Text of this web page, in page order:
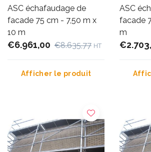
ASC échafaudage de
facade 75 cm - 7,50 m x
10 m
€6.961,00 €8.635,77 HT
Afficher le produit
ASC
facade
m